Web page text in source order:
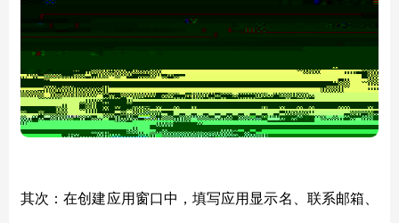
其次：在创建应用窗口中，填写应用显示名、联系邮箱、